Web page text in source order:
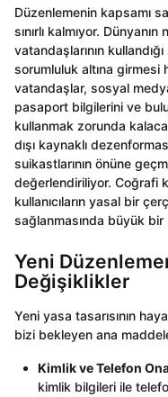
Düzenlemenin kapsamı
sınırlı kalmıyor.
vatandaşlarının
sorumluluk altına girmesi
vatandaşlar, sosyal
pasaport bilgilerini ve
kullanmak zorunda
dışı kaynaklı
suikastlarının önüne
değerlendiriliyor. Coğrafi
kullanıcıların yasal bir
sağlanmasında büyük
Yeni
Değişiklikler
Yeni yasa tasarısının
bizi bekleyen ana
Kimlik ve Telefon
kimlik bilgileri ile